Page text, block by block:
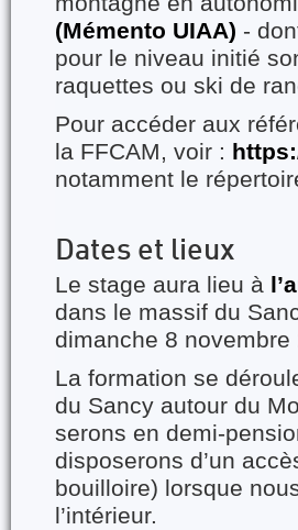
(Mémento UIAA) -
pour le niveau initié
raquettes ou ski de
Pour accéder aux
la FFCAM, voir :
notamment le
Dates et lieux
Le stage aura lieu à
dans le massif du
dimanche 8 novembre
La formation se
du Sancy autour du
serons en demi-
disposerons d’un
bouilloire) lorsque
l’intérieur.